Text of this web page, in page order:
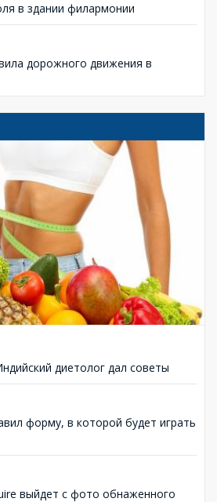
в здании филармонии
дорожного движения в
диетолог дал советы
форму, в которой будет играть
выйдет с фото обнаженного